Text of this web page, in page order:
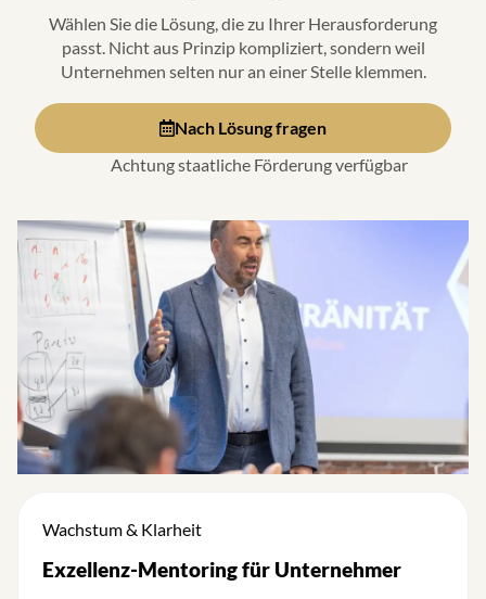
Wählen Sie die Lösung, die zu Ihrer Herausforderung
passt. Nicht aus Prinzip kompliziert, sondern weil
Unternehmen selten nur an einer Stelle klemmen.
Nach Lösung fragen
Achtung staatliche Förderung verfügbar
Wachstum & Klarheit
Exzellenz-Mentoring für Unternehmer